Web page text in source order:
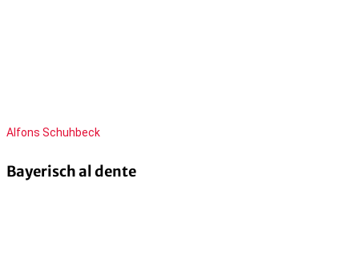
Alfons Schuhbeck
Bayerisch al dente